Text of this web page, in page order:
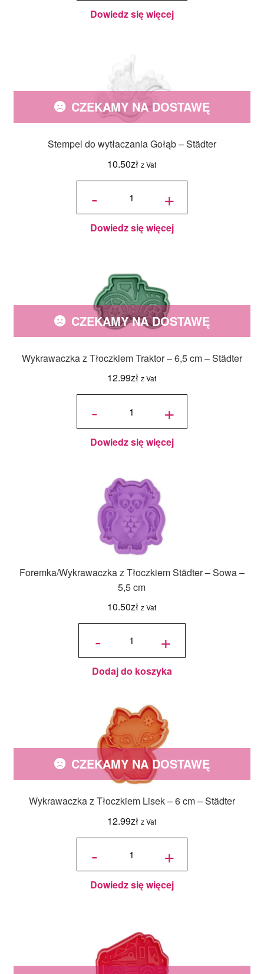
Dowiedz się więcej
Stempel do wytłaczania Gołąb – Städter
10.50zł z Vat
CZEKAMY NA DOSTAWĘ
-
ilość
Gołąb -
Städter +
Dowiedz się więcej
Wykrawaczka z Tłoczkiem Traktor – 6,5 cm – Städter
12.99zł z Vat
CZEKAMY NA DOSTAWĘ
-
ilość
Traktor - 6,5
cm - Städter +
Dowiedz się więcej
Foremka/Wykrawaczka z Tłoczkiem Städter – Sowa –
5,5 cm
10.50zł z Vat
-
ilość
z Tłoczkiem Städter -
Sowa - 5,5 cm +
Dodaj do koszyka
Wykrawaczka z Tłoczkiem Lisek – 6 cm – Städter
12.99zł z Vat
CZEKAMY NA DOSTAWĘ
-
ilość
z Tłoczkiem
Lisek - 6 cm -
Städter +
Dowiedz się więcej